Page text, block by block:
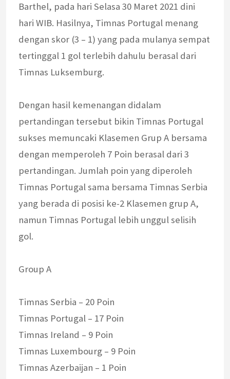
Barthel, pada hari Selasa 30 Maret 2021 dini
hari WIB. Hasilnya, Timnas Portugal menang
dengan skor (3 – 1) yang pada mulanya sempat
tertinggal 1 gol terlebih dahulu berasal dari
Timnas Luksemburg.
Dengan hasil kemenangan didalam
pertandingan tersebut bikin Timnas Portugal
sukses memuncaki Klasemen Grup A bersama
dengan memperoleh 7 Poin berasal dari 3
pertandingan. Jumlah poin yang diperoleh
Timnas Portugal sama bersama Timnas Serbia
yang berada di posisi ke-2 Klasemen grup A,
namun Timnas Portugal lebih unggul selisih
gol.
Group A
Timnas Serbia – 20 Poin
Timnas Portugal – 17 Poin
Timnas Ireland – 9 Poin
Timnas Luxembourg – 9 Poin
Timnas Azerbaijan – 1 Poin